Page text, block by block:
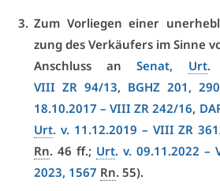
Zum Vor­lie­gen ei­ner
zung des Ver­käu­fers im Sin­ne
An­schluss anSe­nat, Urt.
VI­II ZR 94/13, BGHZ 201, 290
18.10.2017 –VI­II ZR 242/16,
Urt. v. 11.12.2019 – VI­II ZR
Rn. 46 ff.; Urt. v. 09.11.2022 –
2023, 1567 Rn. 55).